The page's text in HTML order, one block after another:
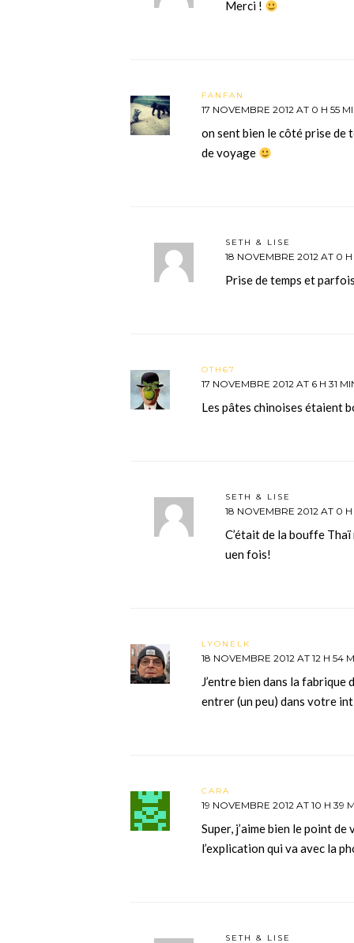
Merci !
FANFAN
17 NOVEMBRE 2012 AT 0 H 55
on sent bien le côté prise de
de voyage
SETH & LISE
18 NOVEMBRE 2012 AT 0
Prise de temps et
OTH67
17 NOVEMBRE 2012 AT 6 H 31
Les pâtes chinoises étaient
SETH & LISE
18 NOVEMBRE 2012 AT 0
C’était de la bouffe
uen fois!
LYONELK
18 NOVEMBRE 2012 AT 12 H 54
J’entre bien dans la
entrer (un peu) dans votre
CARA
19 NOVEMBRE 2012 AT 10 H 39
Super, j’aime bien le point
l’explication qui va avec la
SETH & LISE